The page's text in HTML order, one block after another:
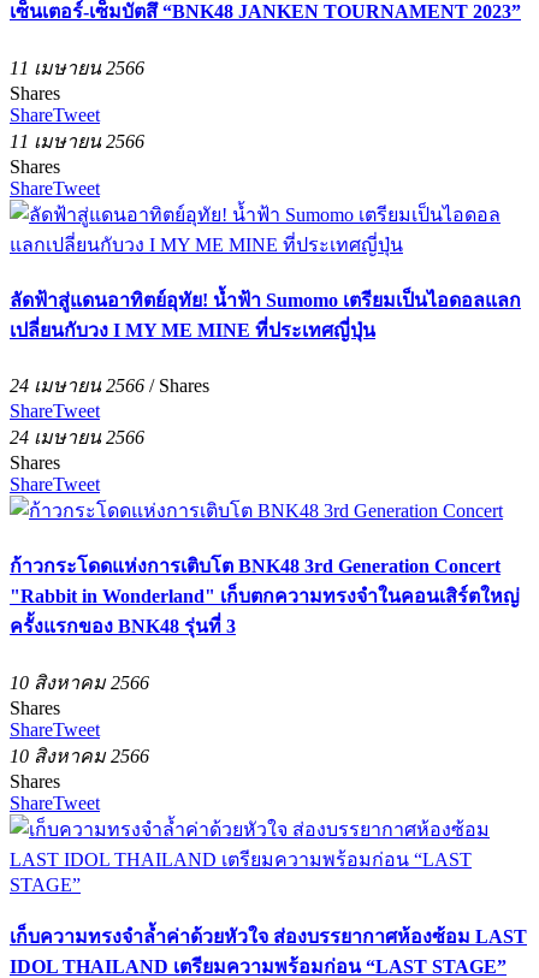
เซ็นเตอร์-เซ็มบัตสึ “BNK48 JANKEN TOURNAMENT 2023”
11 เมษายน 2566
Shares
ShareTweet
11 เมษายน 2566
Shares
ShareTweet
ลัดฟ้าสู่แดนอาทิตย์อุทัย! น้ำฟ้า Sumomo เตรียมเป็นไอดอลแลก
เปลี่ยนกับวง I MY ME MINE ที่ประเทศญี่ปุ่น
24 เมษายน 2566 / Shares
ShareTweet
24 เมษายน 2566
Shares
ShareTweet
ก้าวกระโดดแห่งการเติบโต BNK48 3rd Generation Concert
"Rabbit in Wonderland" เก็บตกความทรงจำในคอนเสิร์ตใหญ่
ครั้งแรกของ BNK48 รุ่นที่ 3
10 สิงหาคม 2566
Shares
ShareTweet
10 สิงหาคม 2566
Shares
ShareTweet
เก็บความทรงจำล้ำค่าด้วยหัวใจ ส่องบรรยากาศห้องซ้อม LAST
IDOL THAILAND เตรียมความพร้อมก่อน “LAST STAGE”